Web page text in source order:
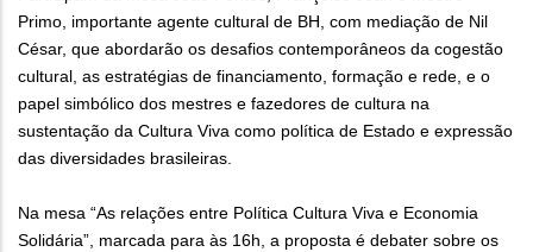
Primo, importante agente cultural de BH, com mediação de Nil
César, que abordarão os desafios contemporâneos da cogestão
cultural, as estratégias de financiamento, formação e rede, e o
papel simbólico dos mestres e fazedores de cultura na
sustentação da Cultura Viva como política de Estado e expressão
das diversidades brasileiras.
Na mesa “As relações entre Política Cultura Viva e Economia
Solidária”, marcada para às 16h, a proposta é debater sobre os